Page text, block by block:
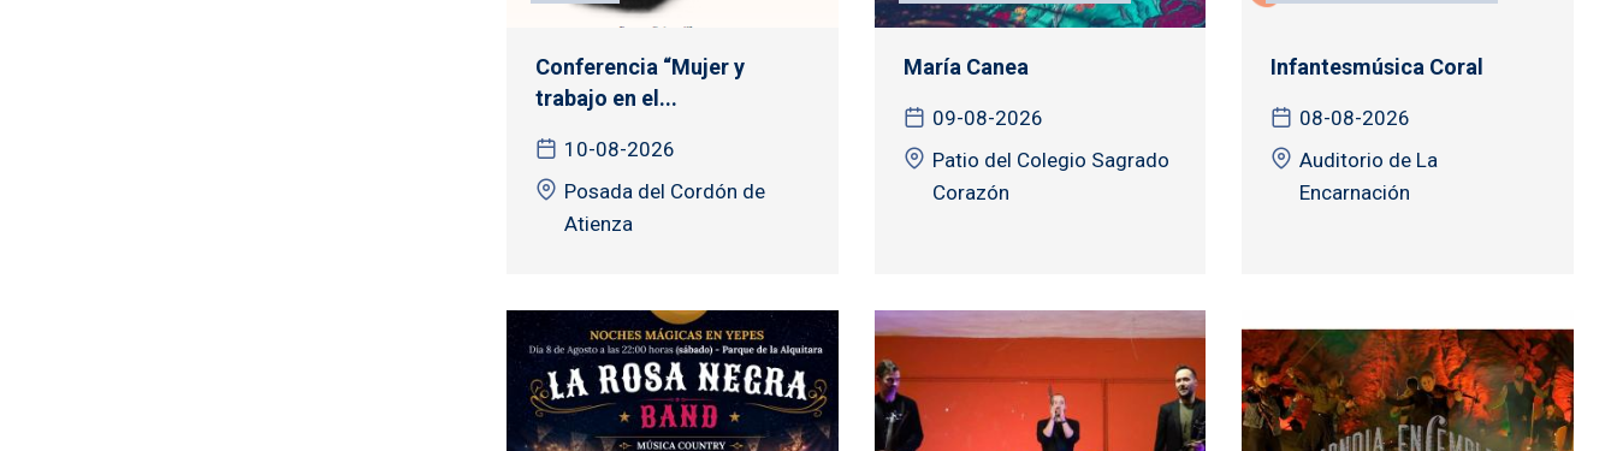
Conferencia “Mujer y
trabajo en el...
10-08-2026
Posada del Cordón de
Atienza
María Canea
09-08-2026
Patio del Colegio Sagrado
Corazón
Infantesmúsica Coral
08-08-2026
Auditorio de La
Encarnación